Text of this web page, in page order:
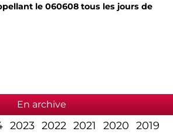
le 060608 tous les jours de
En archive
2023 2022 2021 2020 2019